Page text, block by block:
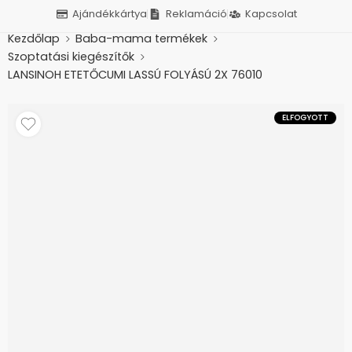
Ajándékkártya Reklamáció Kapcsolat
Kezdőlap
Baba-mama termékek
Szoptatási kiegészítők
LANSINOH ETETŐCUMI LASSÚ FOLYÁSÚ 2X 76010
ELFOGYOTT